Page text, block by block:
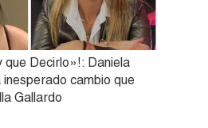
que Decirlo»!: Daniela
cambio que
Gallardo